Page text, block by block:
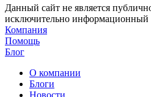
Данный сайт не является
исключительно информационный
Компания
Помощь
Блог
О компании
Блоги
Новости